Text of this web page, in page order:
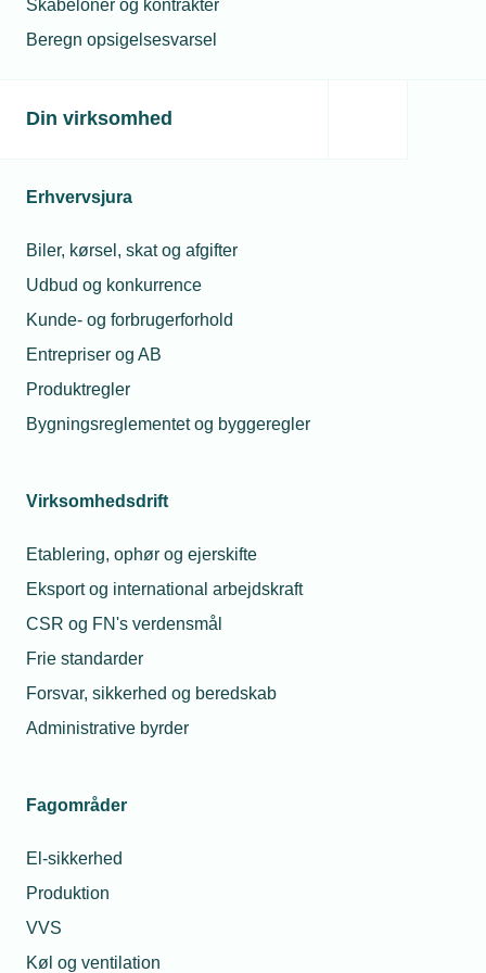
Skabeloner og kontrakter
Beregn opsigelsesvarsel
Din virksomhed
Erhvervsjura
Biler, kørsel, skat og afgifter
Udbud og konkurrence
Kunde- og forbrugerforhold
Entrepriser og AB
Produktregler
Bygningsreglementet og byggeregler
Virksomhedsdrift
Etablering, ophør og ejerskifte
Eksport og international arbejdskraft
CSR og FN's verdensmål
Frie standarder
Forsvar, sikkerhed og beredskab
Administrative byrder
Fagområder
El-sikkerhed
Produktion
VVS
Køl og ventilation
Arrangementsinformation
Start
Slut
17. juni 2026-Kl. 22.00
Tilmeldingsfrist
08. juni 2026
Afmeldingsfrist
08. juni 2026
TEKNIQ EL Nordsjælland
Hospitalsvej 1
3400 Hillerød
Se på kort